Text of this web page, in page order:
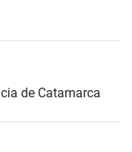
de Catamarca